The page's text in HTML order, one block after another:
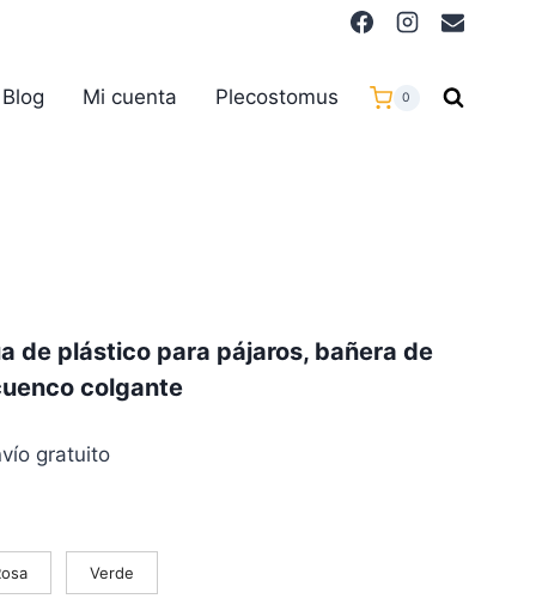
Blog Mi cuenta Plecostomus 0
de plástico para pájaros, bañera de
colgante
gratuito
Verde